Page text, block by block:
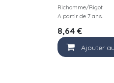
Richomme/Rigot
A partir de 7 ans.
8,64 €
Ajouter